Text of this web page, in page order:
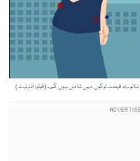
ننانوے فیصد لوگوں میں شامل ہوں گے۔ (فوٹو: انٹرنیٹ)